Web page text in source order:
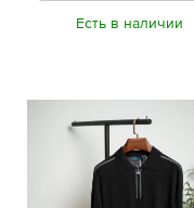
Есть в наличии